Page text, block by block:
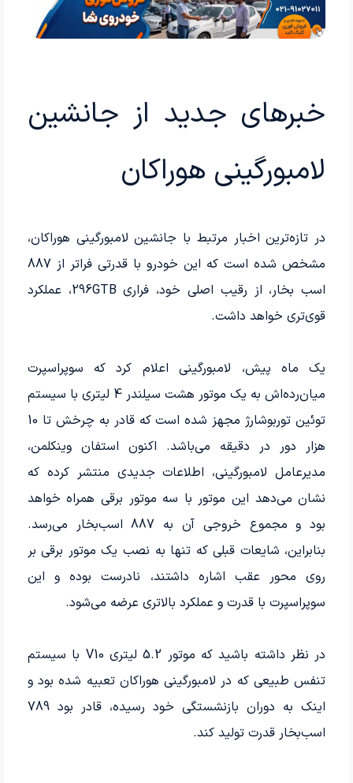
خبرهای جدید از جانشین
لامبورگینی هوراکان
در تازه‌ترین اخبار مرتبط با جانشین لامبورگینی هوراکان،
مشخص شده است که این خودرو با قدرتی فراتر از 887
اسب بخار، از رقیب اصلی خود، فراری 296GTB، عملکرد
قوی‌تری خواهد داشت.
یک ماه پیش، لامبورگینی اعلام کرد که سوپراسپرت
میان‌رده‌اش به یک موتور هشت سیلندر 4 لیتری با سیستم
توئین توربوشارژ مجهز شده است که قادر به چرخش تا 10
هزار دور در دقیقه می‌باشد. اکنون استفان وینکلمن،
مدیرعامل لامبورگینی، اطلاعات جدیدی منتشر کرده که
نشان می‌دهد این موتور با سه موتور برقی همراه خواهد
بود و مجموع خروجی آن به 887 اسب‌بخار می‌رسد.
بنابراین، شایعات قبلی که تنها به نصب یک موتور برقی بر
روی محور عقب اشاره داشتند، نادرست بوده و این
سوپراسپرت با قدرت و عملکرد بالاتری عرضه می‌شود.
در نظر داشته باشید که موتور 5.2 لیتری V10 با سیستم
تنفس طبیعی که در لامبورگینی هوراکان تعبیه شده بود و
اینک به دوران بازنشستگی خود رسیده، قادر بود 789
اسب‌بخار قدرت تولید کند.